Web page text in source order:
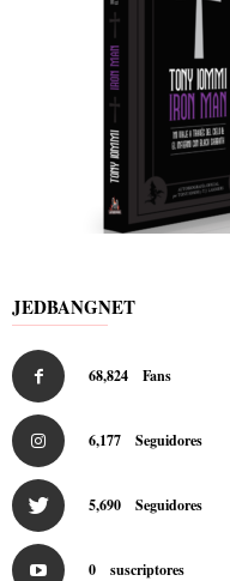
JEDBANGNET
68,824 Fans
6,177 Seguidores
5,690 Seguidores
0 suscriptores